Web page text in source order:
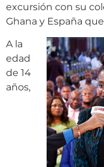
excursión con su
Ghana y España
A la
edad
de 14
años,